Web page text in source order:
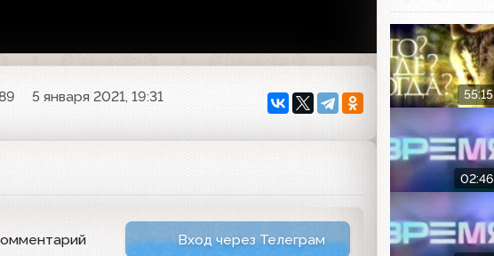
5 января 2021, 19:31
Вход через Телеграм
55:15
02:46